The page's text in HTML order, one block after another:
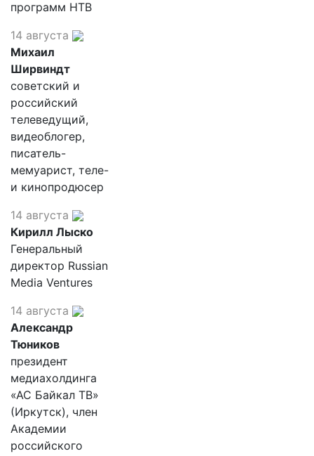
программ НТВ
14 августа
Михаил
Ширвиндт
советский и
российский
телеведущий,
видеоблогер,
писатель-
мемуарист, теле-
и кинопродюсер
14 августа
Кирилл Лыско
Генеральный
директор Russian
Media Ventures
14 августа
Александр
Тюников
президент
медиахолдинга
«АС Байкал ТВ»
(Иркутск), член
Академии
российского